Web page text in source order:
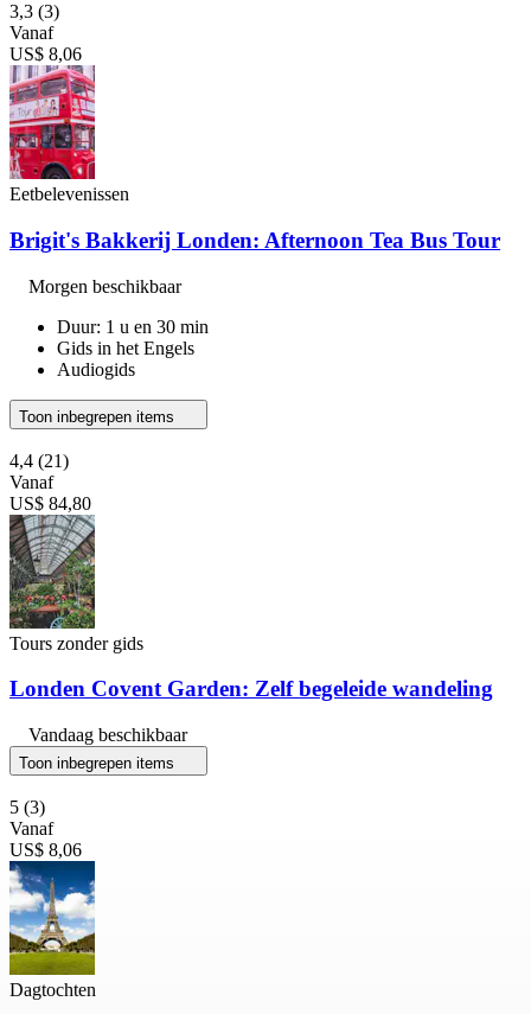
3,3 (3)
Vanaf
US$ 8,06
Eetbelevenissen
Brigit's Bakkerij Londen: Afternoon Tea Bus Tour
Morgen beschikbaar
Duur: 1 u en 30 min
Gids in het Engels
Audiogids
Toon inbegrepen items
4,4 (21)
Vanaf
US$ 84,80
Tours zonder gids
Londen Covent Garden: Zelf begeleide wandeling
Vandaag beschikbaar
Toon inbegrepen items
5 (3)
Vanaf
US$ 8,06
Dagtochten